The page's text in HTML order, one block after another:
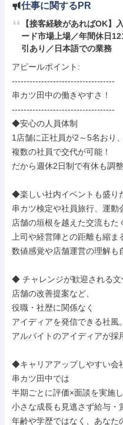
仕事に関するPR
【接客経験があればOK】
ード市場上場／年間休日
引あり／日本語での業務
アピールポイント:
-----------------------------------
串カツ田中の働きやすさ！
-----------------------------------
◆安心の人員体制
1店舗に正社員が2～5名おり、
複数の社員で交代が可能！
だから週休2日制で有休も調整
◆楽しい社内イベントも盛り
串カツ検定や社員旅行、運動
店舗の垣根を越えた交流もた
上司や経営陣との距離も縮ま
数値感覚や店舗運営の理解も
◆ チャレンジが歓迎される文
店舗の改善提案など、
役職・社歴に関係なく
アイディアを発信できる社風。
アルバイトのアイディアが
◆キャリアアップしやすい会
串カツ田中では
半期ごとに評価×面談を実施し
小さな成長も見逃さず給与・
年齢や学歴ではなく、あなた